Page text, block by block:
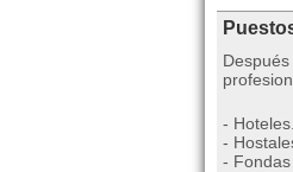
- Hoteles.
-
-